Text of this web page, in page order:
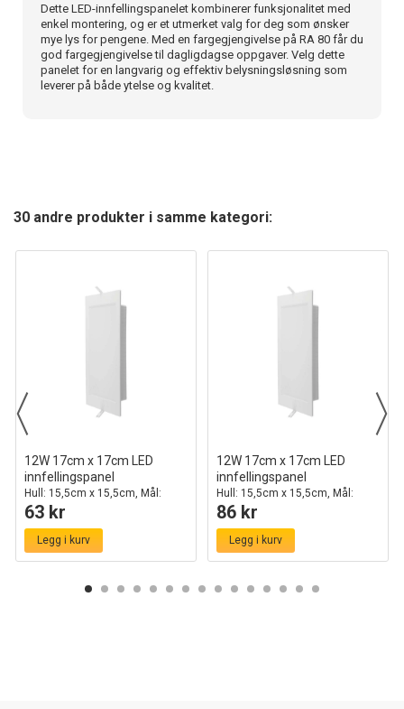
Dette LED-innfellingspanelet kombinerer funksjonalitet med
enkel montering, og er et utmerket valg for deg som ønsker
mye lys for pengene. Med en fargegjengivelse på RA 80 får du
god fargegjengivelse til dagligdagse oppgaver. Velg dette
panelet for en langvarig og effektiv belysningsløsning som
leverer på både ytelse og kvalitet.
30 andre produkter i samme kategori:
12W 17cm x 17cm LED
innfellingspanel
Hull: 15,5cm x 15,5cm, Mål:
17cm x 17cm
63 kr
Legg i kurv
12W 17cm x 17cm LED
innfellingspanel
Hull: 15,5cm x 15,5cm, Mål:
17cm x 17cm, Samsung LED
86 kr
Legg i kurv